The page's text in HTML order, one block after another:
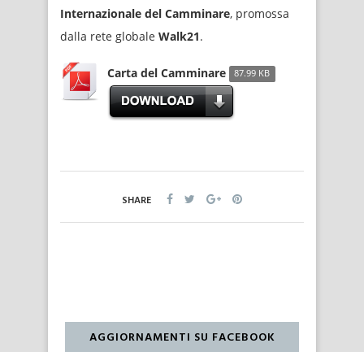
Internazionale del Camminare, promossa
dalla rete globale Walk21.
Carta del Camminare 87.99 KB
SHARE
AGGIORNAMENTI SU FACEBOOK